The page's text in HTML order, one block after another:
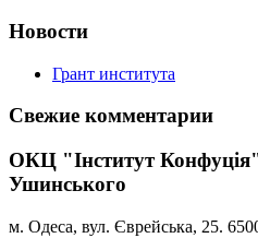
Новости
Грант института
Свежие комментарии
ОКЦ "Інститут Конфуція"
Ушинського
м. Одеса, вул. Єврейська, 25.